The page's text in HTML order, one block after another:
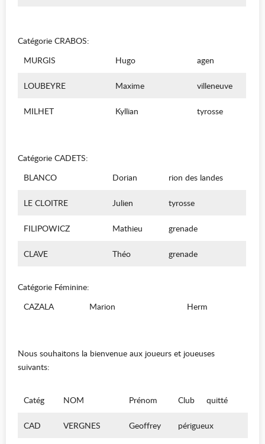
Catégorie CRABOS:
MURGIS
Hugo agen
LOUBEYRE Maxime villeneuve
MILHET Kyllian tyrosse
Catégorie CADETS:
BLANCO
Dorian rion des landes
LE CLOITRE Julien tyrosse
FILIPOWICZ Mathieu grenade
CLAVE Théo grenade
Catégorie Féminine:
CAZALA
Marion Herm
Nous souhaitons la bienvenue aux joueurs et joueuses
suivants:
Catég NOM Prénom Club quitté
CAD VERGNES Geoffrey périgueux